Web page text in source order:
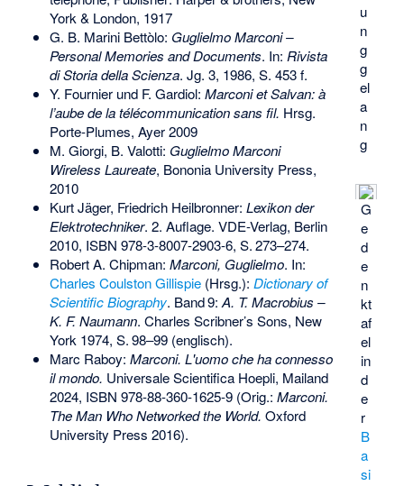
u
n
g
g
el
a
n
g
G
e
d
e
n
kt
af
el
in
d
e
r
B
a
si
York & London, 1917
G. B. Marini Bettòlo: Guglielmo Marconi –
Personal Memories and Documents. In: Rivista
di Storia della Scienza. Jg. 3, 1986, S. 453 f.
Y. Fournier und F. Gardiol: Marconi et Salvan: à
l’aube de la télécommunication sans fil. Hrsg.
Porte-Plumes, Ayer 2009
M. Giorgi, B. Valotti: Guglielmo Marconi
Wireless Laureate, Bononia University Press,
2010
Kurt Jäger, Friedrich Heilbronner: Lexikon der
Elektrotechniker. 2. Auflage. VDE-Verlag, Berlin
2010, ISBN 978-3-8007-2903-6, S.273–274.
Robert A. Chipman: Marconi, Guglielmo. In:
Charles Coulston Gillispie(Hrsg.): Dictionary of
Scientific Biography. Band9: A. T. Macrobius –
K. F. Naumann. Charles Scribner’s Sons, New
York 1974, S.98–99(englisch).
Marc Raboy: Marconi. L'uomo che ha connesso
il mondo. Universale Scientifica Hoepli, Mailand
2024, ISBN 978-88-360-1625-9(Orig.: Marconi.
The Man Who Networked the World. Oxford
University Press 2016).